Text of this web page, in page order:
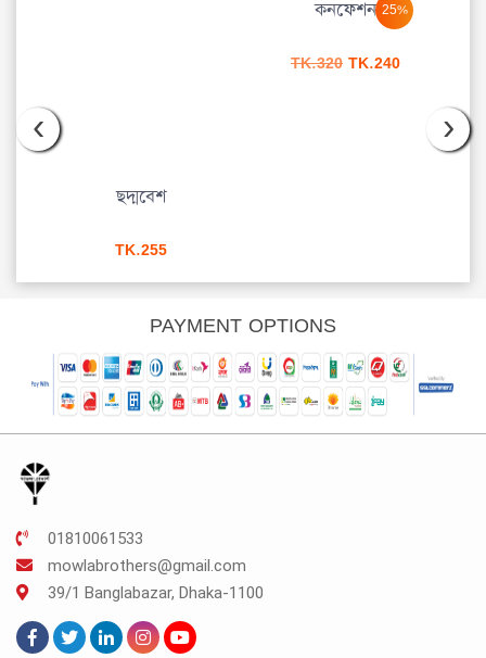
ছদ্মবেশ
TK.255
25%
কনফেশন
TK.320 Original
TK.240Current
TK.240.
‹ ›
PAYMENT OPTIONS
01810061533
mowlabrothers@gmail.com
39/1 Banglabazar, Dhaka-1100